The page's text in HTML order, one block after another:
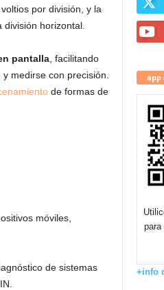
por división, y la
horizontal.
pantalla, facilitando
medirse con precisión.
de formas de
móviles,
de sistemas
app
para
+info